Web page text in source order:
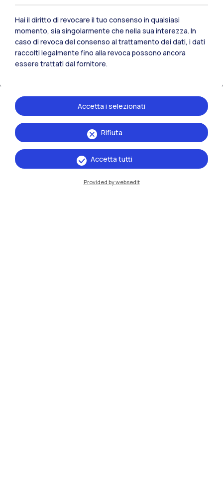
IT EN
Sedi
Milano Leonardo
Hai il diritto di revocare il tuo consenso in qualsiasi
momento, sia singolarmente che nella sua interezza. In
caso di revoca del consenso al trattamento dei dati, i dati
raccolti legalmente fino alla revoca possono ancora
essere trattati dal fornitore.
Rifiuta
Accetta i selezionati
Accetta tutti
Provided by websedit